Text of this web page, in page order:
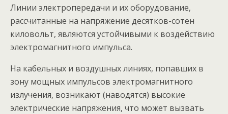
Линии электропередачи и их оборудование,
рассчитанные на напряжение десятков-сотен
киловольт, являются устойчивыми к воздействию
электромагнитного импульса.
На кабельных и воздушных линиях, попавших в
зону мощных импульсов электромагнитного
излучения, возникают (наводятся) высокие
электрические напряжения, что может вызвать